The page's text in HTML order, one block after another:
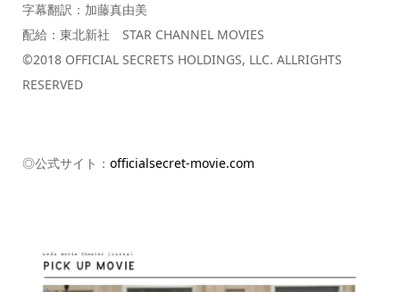
字幕翻訳：加藤真由美
配給：東北新社 STAR CHANNEL MOVIES
©2018 OFFICIAL SECRETS HOLDINGS, LLC. ALLRIGHTS
RESERVED
◎公式サイト： officialsecret-movie.com